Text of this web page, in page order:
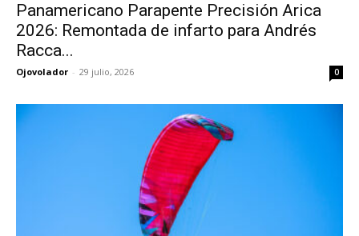
Panamericano Parapente Precisión Arica
2026: Remontada de infarto para Andrés
Racca...
Ojovolador - 29 julio, 2026 0